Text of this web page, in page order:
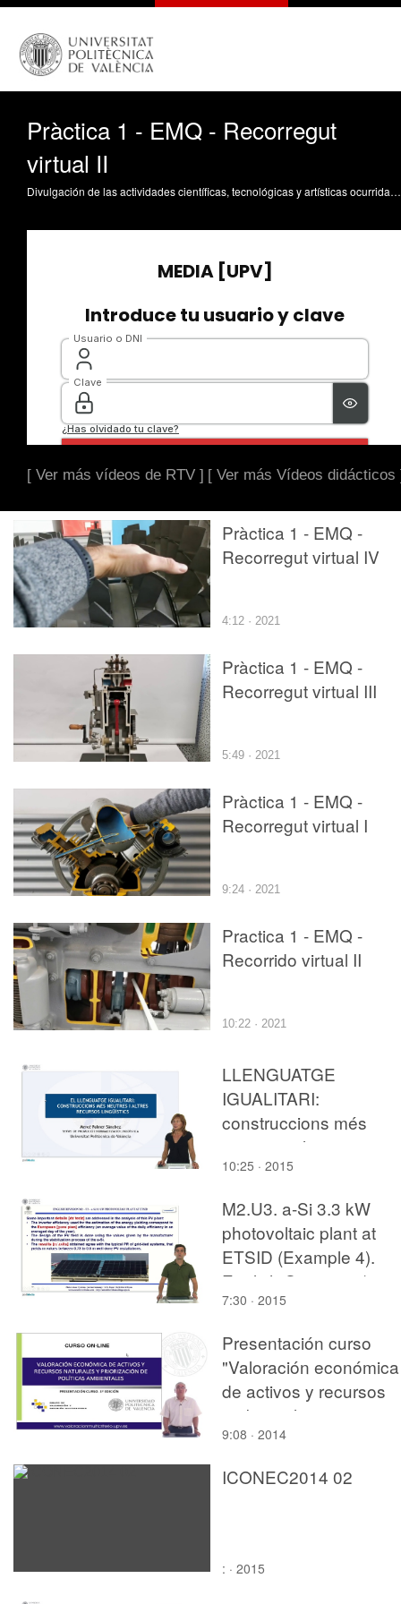
Pràctica 1 - EMQ - Recorregut
virtual II
Divulgación de las actividades científicas, tecnológicas y artísticas ocurridas en los tres campus de la UPV
[ Ver más vídeos de RTV ] [ Ver más Vídeos didácticos
Pràctica 1 - EMQ -
Recorregut virtual IV
4:12 · 2021
Pràctica 1 - EMQ -
Recorregut virtual III
5:49 · 2021
Pràctica 1 - EMQ -
Recorregut virtual I
9:24 · 2021
Practica 1 - EMQ -
Recorrido virtual II
10:22 · 2021
LLENGUATGE
IGUALITARI:
construccions més
neutres i altres
lingüístics
10:25 · 2015
M2.U3. a-Si 3.3 kW
photovoltaic plant at
ETSID (Example 4).
English Grammar /
spelling revision
7:30 · 2015
Presentación curso
"Valoración económica
de activos y recursos
ambientales y
priorización de
9:08 · 2014
ICONEC2014 02
: · 2015